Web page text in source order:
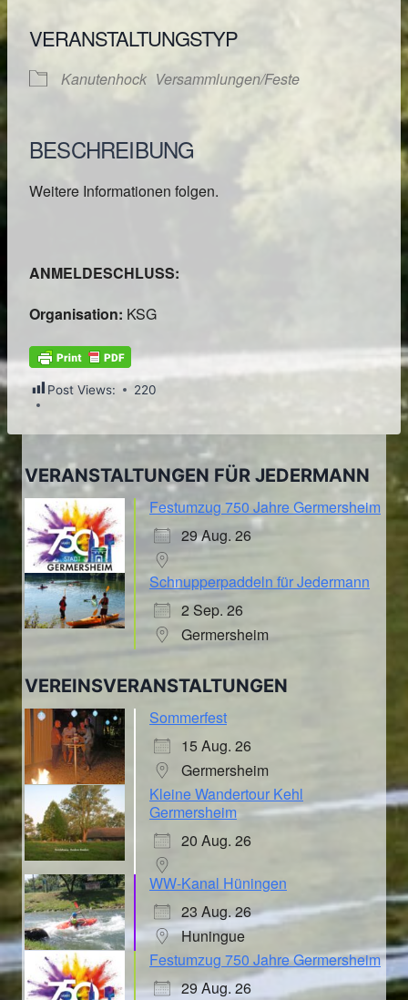
VERANSTALTUNGSTYP
Kanutenhock Versammlungen/Feste
BESCHREIBUNG
Weitere Informationen folgen.
ANMELDESCHLUSS:
Organisation: KSG
Post Views: 220
VERANSTALTUNGEN FÜR JEDERMANN
Festumzug 750 Jahre Germersheim
29 Aug. 26
Schnupperpaddeln für Jedermann
2 Sep. 26
Germersheim
VEREINSVERANSTALTUNGEN
Sommerfest
15 Aug. 26
Germersheim
Kleine Wandertour Kehl
Germersheim
20 Aug. 26
WW-Kanal Hüningen
23 Aug. 26
Huningue
Festumzug 750 Jahre Germersheim
29 Aug. 26